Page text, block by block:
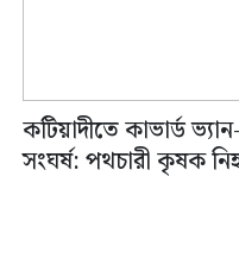
কটিয়াদীতে কাভার্ড ভ্যান-
সংঘর্ষ: পথচারী কৃষক